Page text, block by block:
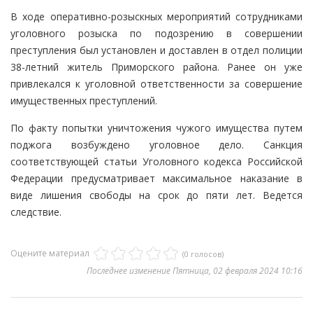
В ходе оперативно-розыскных мероприятий сотрудниками
уголовного розыска по подозрению в совершении
преступления был установлен и доставлен в отдел полиции
38-летний житель Приморского района. Ранее он уже
привлекался к уголовной ответственности за совершение
имущественных преступлений.
По факту попытки уничтожения чужого имущества путем
поджога возбуждено уголовное дело. Санкция
соответствующей статьи Уголовного кодекса Российской
Федерации предусматривает максимальное наказание в
виде лишения свободы на срок до пяти лет. Ведется
следствие.
Оцените материал (0 голосов)
Последнее изменение Пятница, 02 февраля 2024 10:16